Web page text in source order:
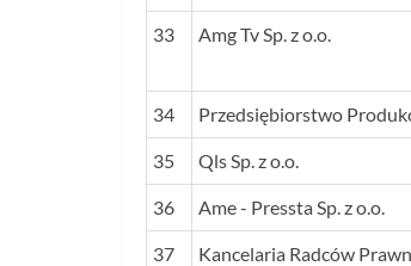
33 Amg Tv Sp. z o.o.
34 Przedsiębiorstwo
35 Qls Sp. z o.o.
36 Ame - Pressta Sp. z o.o.
37
Kancelaria Radców